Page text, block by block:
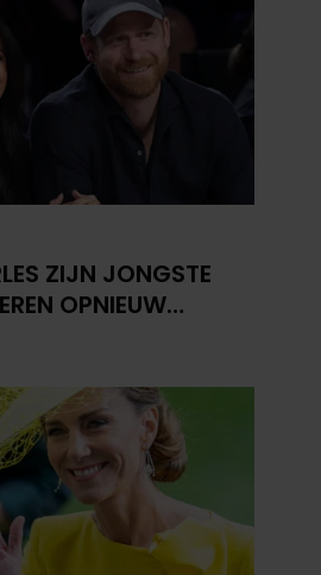
ZIJN JONGSTE
OPNIEUW